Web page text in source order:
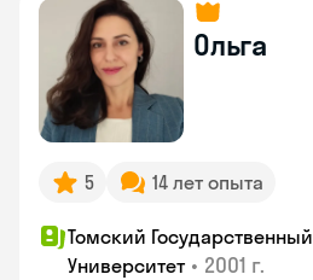
Ольга
5 14 лет опыта
Томский
Университет • 2001 г.